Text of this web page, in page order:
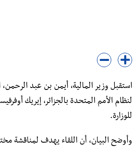
استقبل وزير المالية، أيمن بن عبد
لنظام الأمم المتحدة بالجزائر، إيريك
للوزارة.
وأوضح البيان، أن اللقاء يهدف لمناقشة